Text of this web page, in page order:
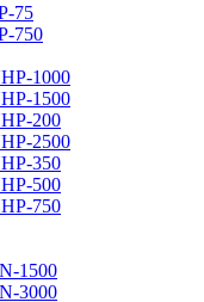
75
750
1000
1500
200
2500
350
500
750
1500
3000